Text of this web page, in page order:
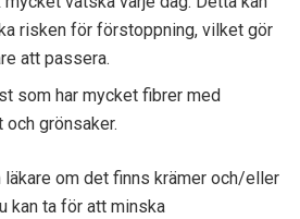
risken för förstoppning, vilket gör
att passera.
som har mycket fibrer med
grönsaker.
läkare om det finns krämer och/eller
kan ta för att minska